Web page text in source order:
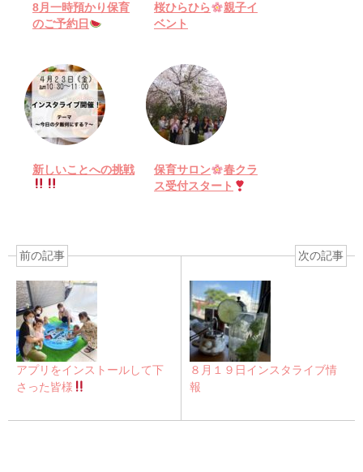
8月一時預かり保育
のご予約日
桜ひらひら
親子イ
ベント
新しいことへの挑戦 保育サロン
春クラ
ス受付スタート
前の記事
アプリをインストールして下
さった皆様
次の記事
８月１９日インスタライブ情
報